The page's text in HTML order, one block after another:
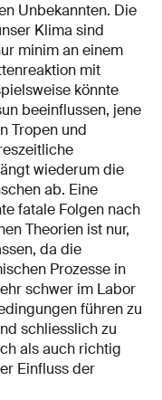
Unbekannten. Die
Klima sind
minim an einem
mit
könnte
beeinflussen, jene
Tropen und
wiederum die
ab. Eine
fatale Folgen nach
Theorien ist nur,
da die
Prozesse in
schwer im Labor
führen zu
schliesslich zu
als auch richtig
Einfluss der